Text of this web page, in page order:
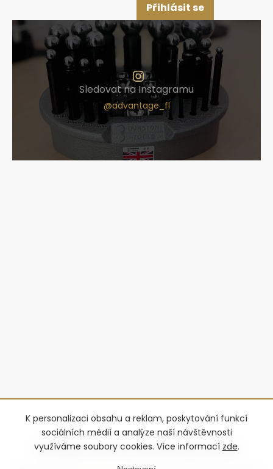
K personalizaci obsahu a reklam, poskytování funkcí
sociálních médií a analýze naší návštěvnosti
využíváme soubory cookies. Více informací zde.
Přihlásit se
Sledovat na Instagramu